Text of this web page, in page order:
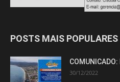
POSTS MAIS POPULARES
30/12/2022